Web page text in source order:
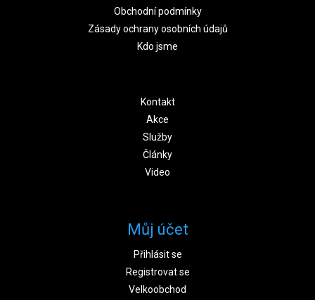
Obchodní podmínky
Zásady ochrany osobních údajů
Kdo jsme
Kontakt
Akce
Služby
Články
Video
Můj účet
Přihlásit se
Registrovat se
Velkoobchod